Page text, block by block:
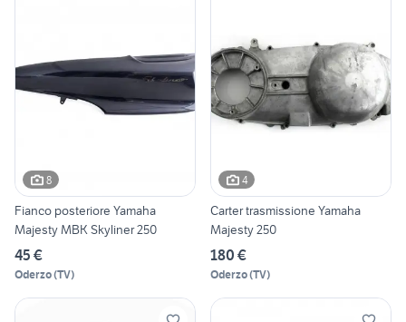
8
Fianco posteriore Yamaha
Majesty MBK Skyliner 250
45 €
Oderzo(TV)
4
Carter trasmissione Yamaha
Majesty 250
180 €
Oderzo(TV)